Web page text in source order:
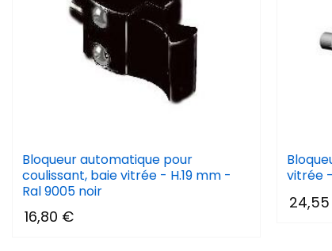
Bloqueur automatique pour
coulissant, baie vitrée - H.19 mm -
Ral 9005 noir
16,80 €
vitrée